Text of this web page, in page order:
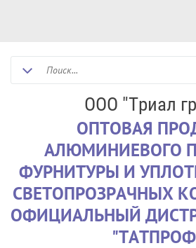
ООО "Триал
ОПТОВАЯ
АЛЮМИНИЕВОГО
ФУРНИТУРЫ И
СВЕТОПРОЗРАЧНЫХ
ОФИЦИАЛЬНЫЙ